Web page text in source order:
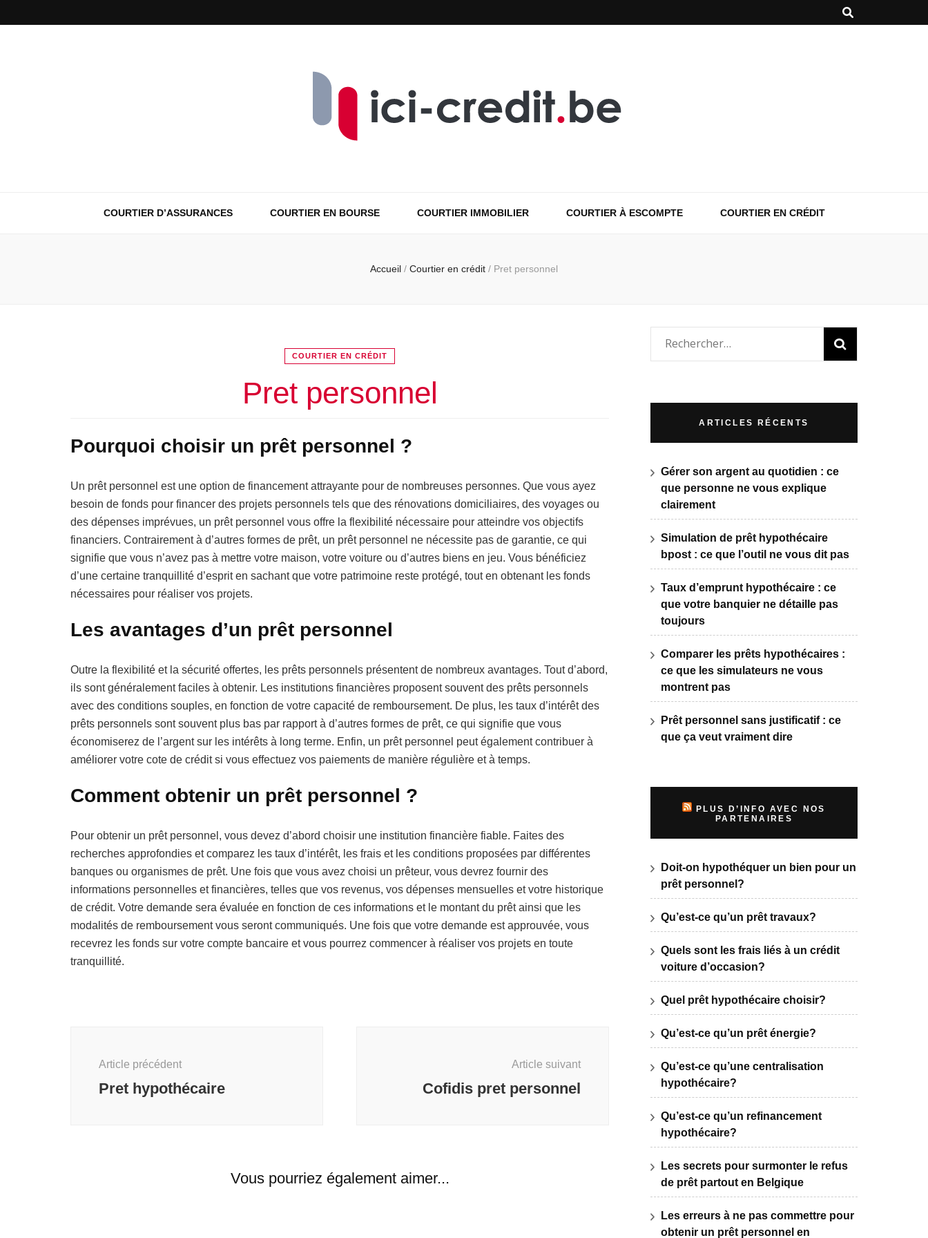
COURTIER D’ASSURANCES COURTIER EN BOURSE COURTIER IMMOBILIER COURTIER À ESCOMPTE COURTIER EN CRÉDIT
Accueil / Courtier en crédit / Pret personnel
COURTIER EN CRÉDIT
Pret personnel
Pourquoi choisir un prêt personnel ?
Un prêt personnel est une option de financement attrayante pour de nombreuses personnes. Que vous ayez
besoin de fonds pour financer des projets personnels tels que des rénovations domiciliaires, des voyages ou
des dépenses imprévues, un prêt personnel vous offre la flexibilité nécessaire pour atteindre vos objectifs
financiers. Contrairement à d’autres formes de prêt, un prêt personnel ne nécessite pas de garantie, ce qui
signifie que vous n’avez pas à mettre votre maison, votre voiture ou d’autres biens en jeu. Vous bénéficiez
d’une certaine tranquillité d’esprit en sachant que votre patrimoine reste protégé, tout en obtenant les fonds
nécessaires pour réaliser vos projets.
Les avantages d’un prêt personnel
Outre la flexibilité et la sécurité offertes, les prêts personnels présentent de nombreux avantages. Tout d’abord,
ils sont généralement faciles à obtenir. Les institutions financières proposent souvent des prêts personnels
avec des conditions souples, en fonction de votre capacité de remboursement. De plus, les taux d’intérêt des
prêts personnels sont souvent plus bas par rapport à d’autres formes de prêt, ce qui signifie que vous
économiserez de l’argent sur les intérêts à long terme. Enfin, un prêt personnel peut également contribuer à
améliorer votre cote de crédit si vous effectuez vos paiements de manière régulière et à temps.
Comment obtenir un prêt personnel ?
Pour obtenir un prêt personnel, vous devez d’abord choisir une institution financière fiable. Faites des
recherches approfondies et comparez les taux d’intérêt, les frais et les conditions proposées par différentes
banques ou organismes de prêt. Une fois que vous avez choisi un prêteur, vous devrez fournir des
informations personnelles et financières, telles que vos revenus, vos dépenses mensuelles et votre historique
de crédit. Votre demande sera évaluée en fonction de ces informations et le montant du prêt ainsi que les
modalités de remboursement vous seront communiqués. Une fois que votre demande est approuvée, vous
recevrez les fonds sur votre compte bancaire et vous pourrez commencer à réaliser vos projets en toute
tranquillité.
Article précédent
Pret hypothécaire
Article suivant
Cofidis pret personnel
Vous pourriez également aimer...
Rechercher :
ARTICLES RÉCENTS
Gérer son argent au quotidien : ce
que personne ne vous explique
clairement
Simulation de prêt hypothécaire
bpost : ce que l’outil ne vous dit pas
Taux d’emprunt hypothécaire : ce
que votre banquier ne détaille pas
toujours
Comparer les prêts hypothécaires :
ce que les simulateurs ne vous
montrent pas
Prêt personnel sans justificatif : ce
que ça veut vraiment dire
PLUS D’INFO AVEC NOS
PARTENAIRES
Doit-on hypothéquer un bien pour un
prêt personnel?
Qu’est-ce qu’un prêt travaux?
Quels sont les frais liés à un crédit
voiture d’occasion?
Quel prêt hypothécaire choisir?
Qu’est-ce qu’un prêt énergie?
Qu’est-ce qu’une centralisation
hypothécaire?
Qu’est-ce qu’un refinancement
hypothécaire?
Les secrets pour surmonter le refus
de prêt partout en Belgique
Les erreurs à ne pas commettre pour
obtenir un prêt personnel en